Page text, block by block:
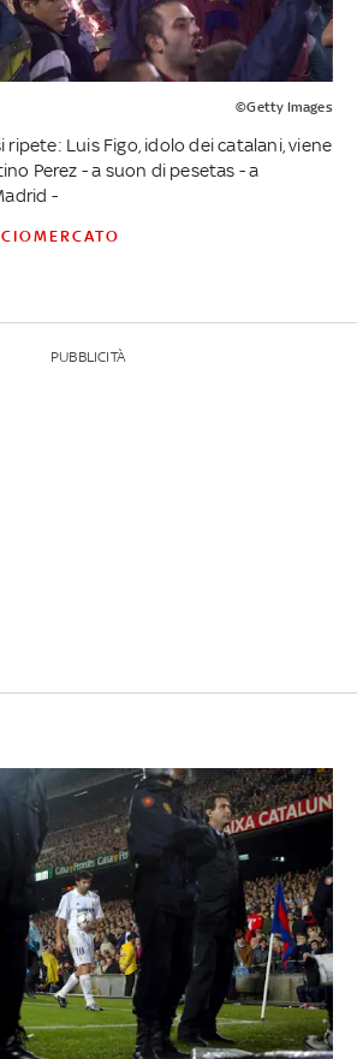
©Getty Images
Luis Figo, idolo dei catalani, viene
Perez - a suon di pesetas - a
-
PUBBLICITÀ